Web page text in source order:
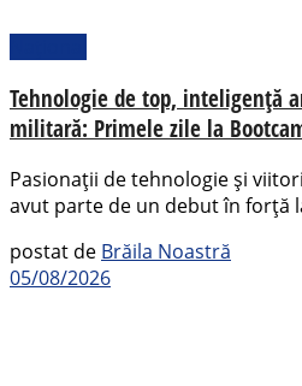
Tehnologie de top, inteligență
militară: Primele zile la
Pasionații de tehnologie și
avut parte de un debut în forță
postat de Brăila Noastră
05/08/2026